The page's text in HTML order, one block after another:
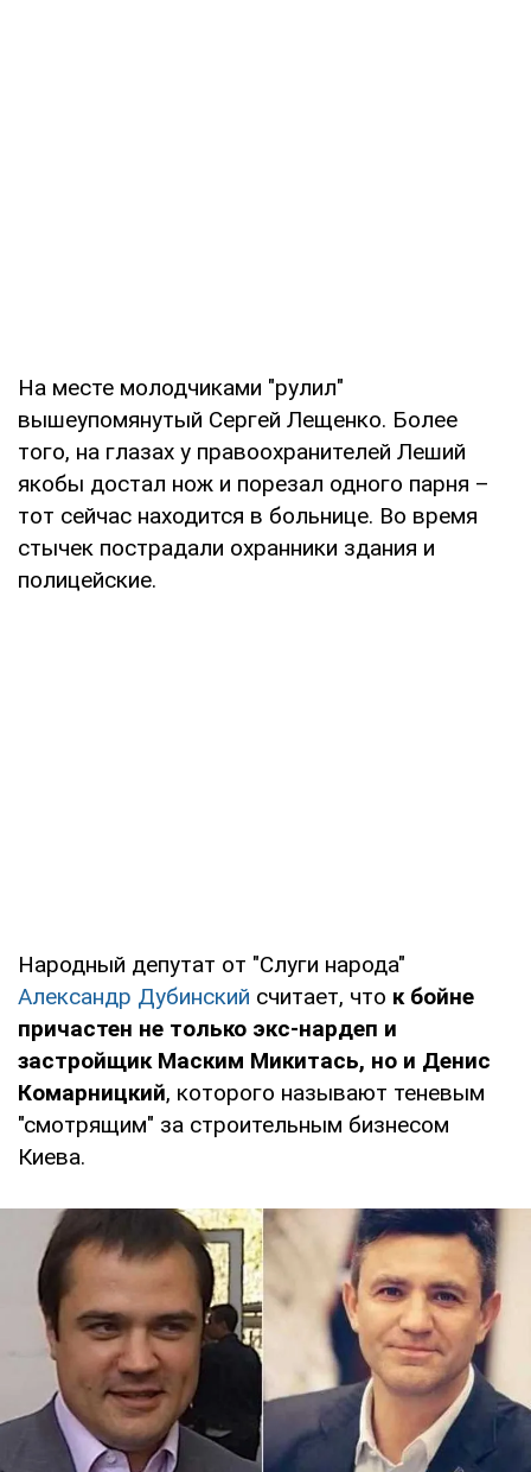
На месте молодчиками "рулил"
вышеупомянутый Сергей Лещенко. Более
того, на глазах у правоохранителей Леший
якобы достал нож и порезал одного парня –
тот сейчас находится в больнице. Во время
стычек пострадали охранники здания и
полицейские.
Народный депутат от "Слуги народа"
Александр Дубинский считает, что к бойне
причастен не только экс-нардеп и
застройщик Маским Микитась, но и Денис
Комарницкий, которого называют теневым
"смотрящим" за строительным бизнесом
Киева.